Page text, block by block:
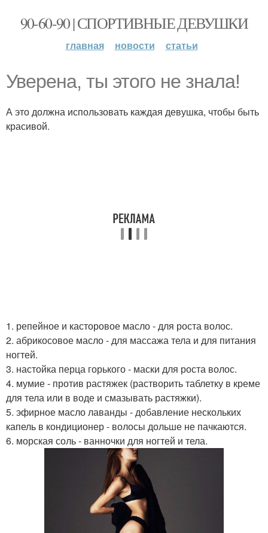
90-60-90 | СПОРТИВНЫЕ ДЕВУШКИ
главная новости статьи
Уверена, ты этого не знала!
А это должна использовать каждая девушка, чтобы быть
красивой.
1. репейное и касторовое масло - для роста волос.
2. абрикосовое масло - для массажа тела и для питания
ногтей.
3. настойка перца горького - маски для роста волос.
4. мумие - против растяжек (растворить таблетку в креме
для тела или в воде и смазывать растяжки).
5. эфирное масло лаванды - добавление нескольких
капель в кондиционер - волосы дольше не пачкаются.
6. морская соль - ванночки для ногтей и тела.